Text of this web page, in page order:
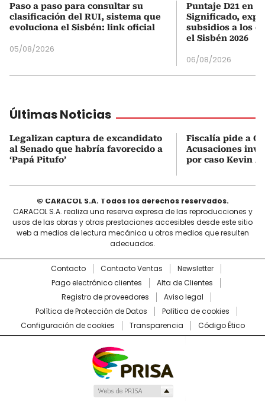
Paso a paso para consultar su
clasificación del RUI, sistema que
evoluciona el Sisbén: link oficial
05/08/2026
Puntaje D21 en
Significado,
subsidios a los
el Sisbén 2026
06/08/2026
Últimas Noticias
Legalizan captura de excandidato
al Senado que habría favorecido a
‘Papá Pitufo’
Fiscalía pide a
Acusaciones
por caso Kevin
© CARACOL S.A. Todos los derechos reservados.
CARACOL S.A. realiza una reserva expresa de las reproducciones y
usos de las obras y otras prestaciones accesibles desde este sitio
web a medios de lectura mecánica u otros medios que resulten
adecuados.
Contacto Contacto Ventas
Newsletter
Pago electrónico clientes
Alta de Clientes
Registro de proveedores
Aviso legal
Política de Protección de Datos
Política de cookies
Configuración de cookies
Transparencia Código Ético